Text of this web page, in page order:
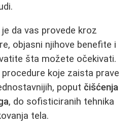
da vas provede kroz
objasni njihove benefite i
šta možete očekivati.
koje zaista prave
poput čišćenja
, do sofisticiranih tehnika
tela.